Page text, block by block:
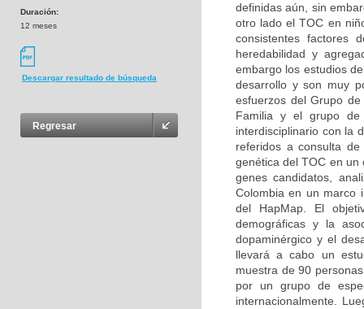
Duración:
12 meses
Descargar resultado de búsqueda
Regresar
definidas aún, sin
otro lado el TOC en
consistentes factores
heredabilidad y
embargo los estudios
desarrollo y son muy
esfuerzos del Grupo
Familia y el grupo de
interdisciplinario con la
referidos a consulta
genética del TOC en un
genes candidatos,
Colombia en un marco
del HapMap. El
demográficas y la
dopaminérgico y el
llevará a cabo un
muestra de 90
por un grupo de
internacionalmente.